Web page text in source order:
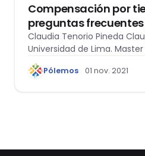
Compensación por
preguntas
prácticos. A
depósito de
Claudia Tenorio Pineda
Universidad de Lima.
Pólemos 01 nov. 2021